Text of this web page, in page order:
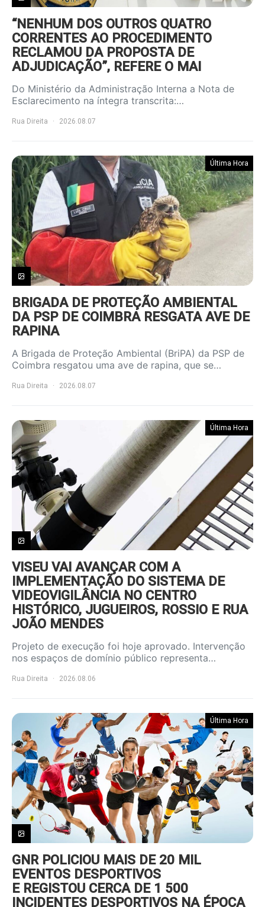
“NENHUM DOS OUTROS QUATRO
CORRENTES AO PROCEDIMENTO
RECLAMOU DA PROPOSTA DE
ADJUDICAÇÃO”, REFERE O MAI
Do Ministério da Administração Interna a Nota de
Esclarecimento na íntegra transcrita:…
Rua Direita 2026.08.07
Última Hora
BRIGADA DE PROTEÇÃO AMBIENTAL
DA PSP DE COIMBRA RESGATA AVE DE
RAPINA
A Brigada de Proteção Ambiental (BriPA) da PSP de
Coimbra resgatou uma ave de rapina, que se…
Rua Direita 2026.08.07
Última Hora
VISEU VAI AVANÇAR COM A
IMPLEMENTAÇÃO DO SISTEMA DE
VIDEOVIGILÂNCIA NO CENTRO
HISTÓRICO, JUGUEIROS, ROSSIO E RUA
JOÃO MENDES
Projeto de execução foi hoje aprovado. Intervenção
nos espaços de domínio público representa…
Rua Direita 2026.08.06
Última Hora
GNR POLICIOU MAIS DE 20 MIL
EVENTOS DESPORTIVOS
E REGISTOU CERCA DE 1 500
INCIDENTES DESPORTIVOS NA ÉPOCA